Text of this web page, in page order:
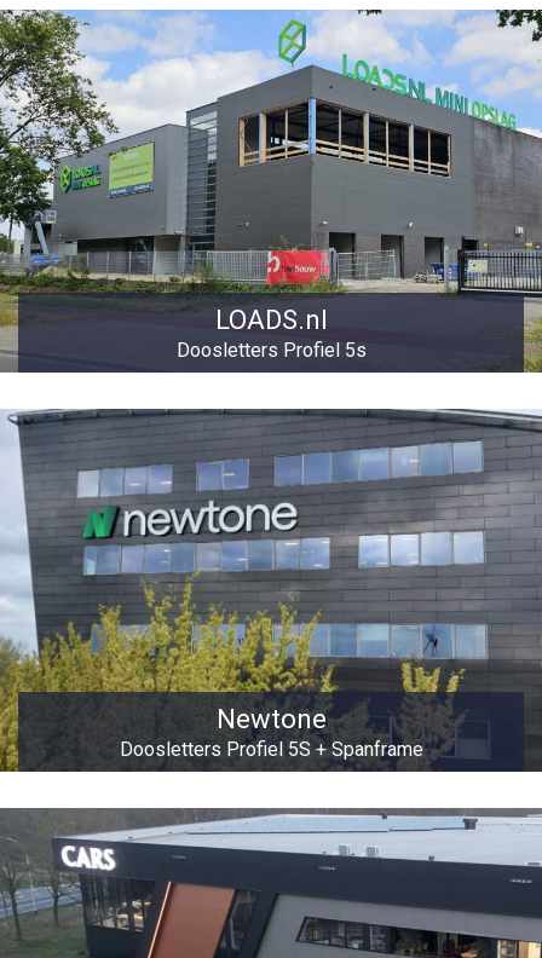
LOADS.nl
Doosletters Profiel 5s
Newtone
Doosletters Profiel 5S + Spanframe